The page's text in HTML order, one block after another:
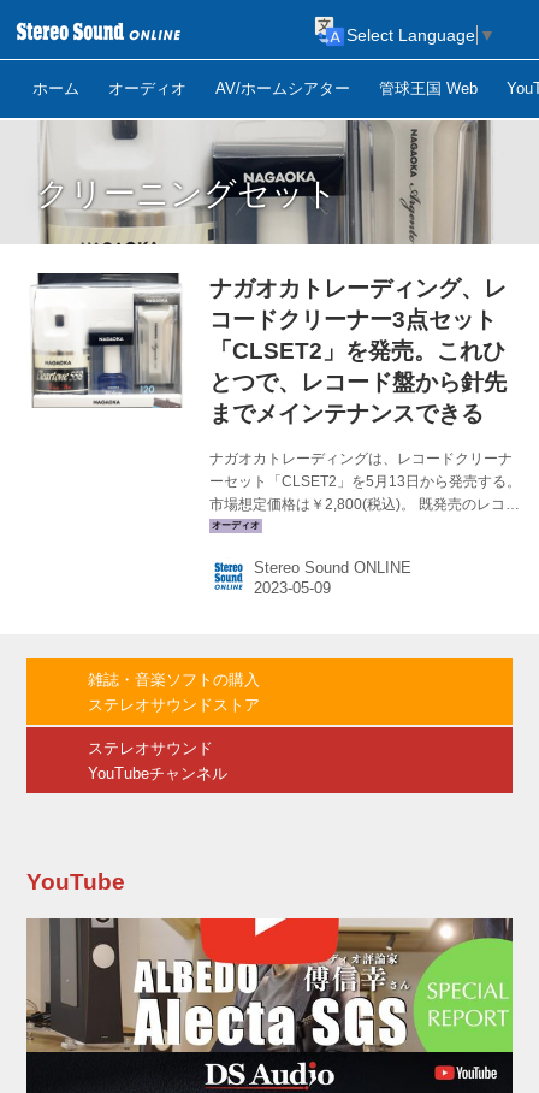
ホーム オーディオ AV/ホームシアター 管球王国 Web
Select Language ▼
クリーニングセット
ナガオカトレーディング、レ
コードクリーナー3点セット
「CLSET2」を発売。これひ
とつで、レコード盤から針先
までメインテナンスできる
ナガオカトレーディングは、レコードクリーナ
ーセット「CLSET2」を5月13日から発売する。
市場想定価格は￥2,800(税込)。 既発売のレコー
ドクリーニングセット「CLSET1」に、針先の
AM801/2」を加えた3点セットとなる。なお、
クリーニングスプレー「クリアトーン
リーニングスプレー「クリアトーン558mini」
レコードクリーナー「アルジャント120」 針先
Stereo Sound ONLINE
雑誌・音楽ソフトの購入
ステレオサウンドストア
ステレオサウンド
YouTubeチャンネル
YouTube